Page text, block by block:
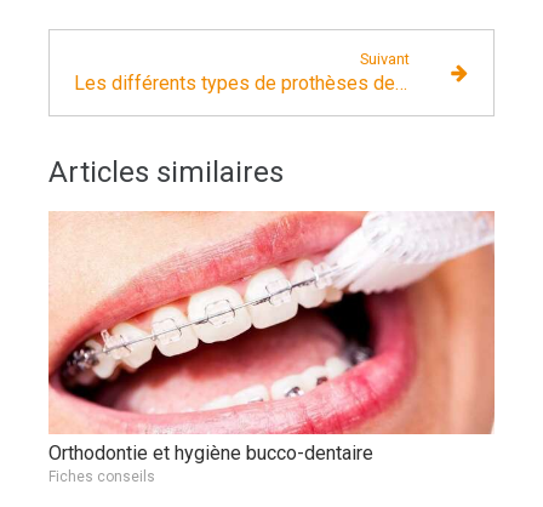
Suivant
Les différents types de prothèses dentaires
Articles similaires
Orthodontie et hygiène bucco-dentaire
Fiches conseils